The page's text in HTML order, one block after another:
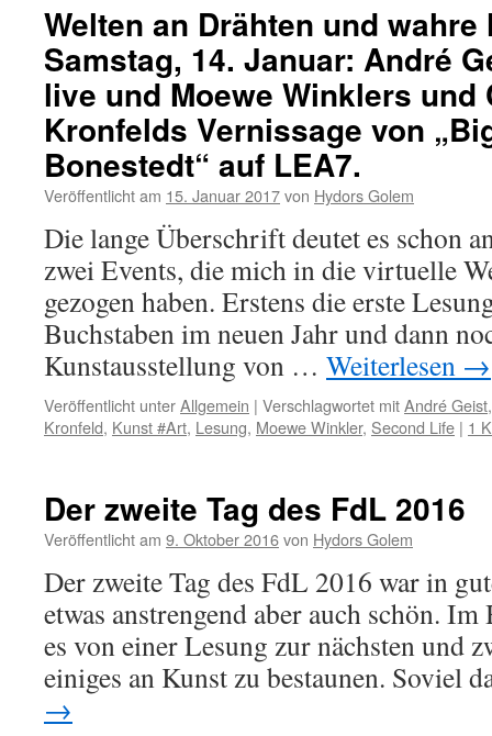
Welten an Drähten und wahre
Samstag, 14. Januar: André
live und Moewe Winklers und
Kronfelds Vernissage von
Bonestedt“ auf LEA7.
Veröffentlicht am 15. Januar 2017von Hydors Golem
Die lange Überschrift deutet es schon
zwei Events, die mich in die virtuelle
gezogen haben. Erstens die erste
Buchstaben im neuen Jahr und dann
Kunstausstellung von … Weiterlesen →
Veröffentlicht unterAllgemein | Verschlagwortet mitAndré Geist
Kronfeld, Kunst #Art, Lesung, Moewe Winkler, Second Life | 1
Der zweite Tag des FdL 2016
Veröffentlicht am 9. Oktober 2016von Hydors Golem
Der zweite Tag des FdL 2016 war in
etwas anstrengend aber auch schön.
es von einer Lesung zur nächsten und
einiges an Kunst zu bestaunen. Soviel
→